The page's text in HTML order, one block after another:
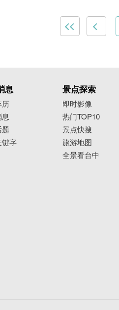
息
历
键字
景点探索
即时影像
热门TOP10
景点快搜
旅游地图
全景看台中